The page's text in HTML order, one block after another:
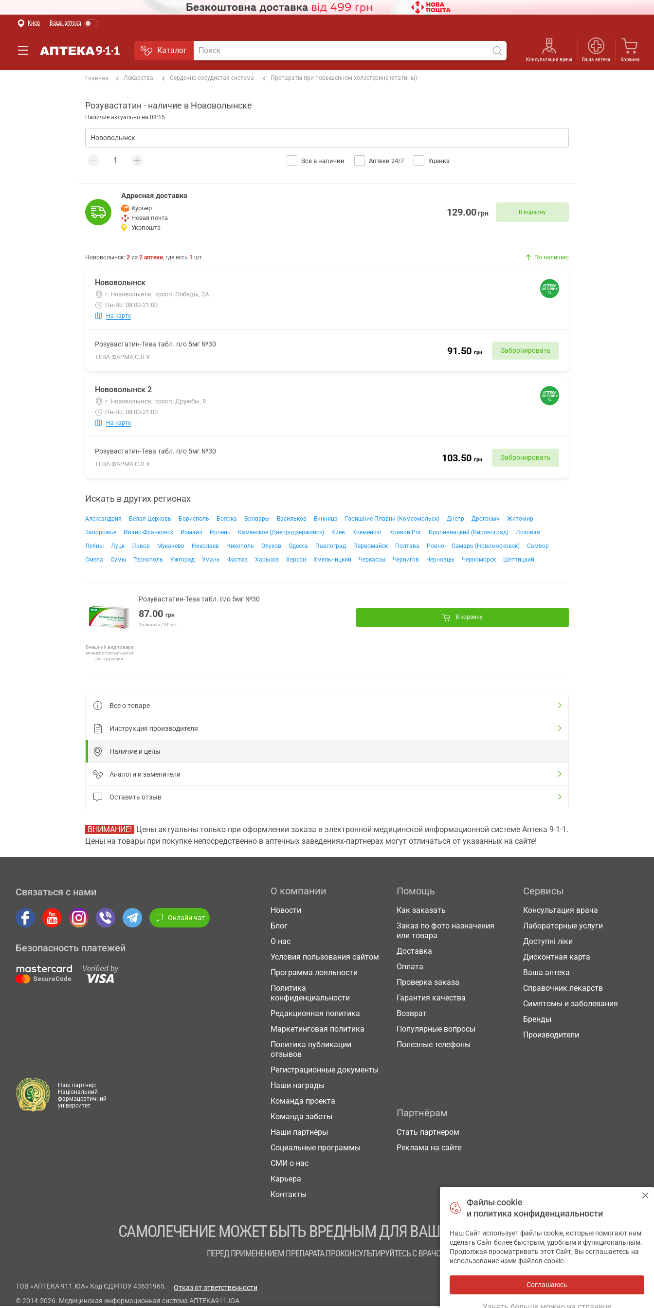
Киев Ваша аптека
Каталог
Консультация врача Ваша аптека Корзина
Главная Лекарства Сердечно-сосудистая система Препараты при повышенном холестерине (статины)
Розувастатин - наличие в Нововолынске
Наличие актуально на 08:15
Все в наличии Аптеки 24/7 Уценка
Адресная доставка
Курьер
Новая почта
Укрпошта
129.00грн В корзину
Нововолынск: 2 из 2 аптеки, где есть 1 шт. По наличию
Нововолынск
г. Нововолынск, просп. Победы, 2А
Пн-Вс: 08:00-21:00
На карте
Розувастатин-Тева табл. п/о 5мг №30
ТЕВА ФАРМА С.Л.У.
91.50 грн Забронировать
Нововолынск 2
г. Нововолынск, просп. Дружбы, 8
Пн-Вс: 08:00-21:00
На карте
Розувастатин-Тева табл. п/о 5мг №30
ТЕВА ФАРМА С.Л.У.
103.50 грн Забронировать
Искать в других регионах
Александрия Белая Церковь Борисполь Боярка Бровары Васильков Винница Горишние Плавни (Комсомольск) Днепр Дрогобыч
Житомир
Запорожье
Ивано-Франковск Измаил Ирпень Каменское (Днепродзержинск) Киев Кременчуг Кривой Рог Кропивницкий (Кировоград)
Лозовая
Лубны
Луцк Львов Мукачево Николаев Никополь Обухов Одесса Павлоград Первомайск Полтава Ровно Самарь (Новомосковск)
Самбор
Смела
Сумы Тернополь Ужгород Умань Фастов Харьков Херсон Хмельницкий Черкассы Чернигов Черновцы Черноморск Шептицкий
Внешний вид товара
может отличаться от
фотографии
Розувастатин-Тева табл. п/о 5мг №30
87.00 грн
Упаковка / 30 шт.
В корзину
Все о товаре
Инструкция производителя
Наличие и цены
Аналоги и заменители
Оставить отзыв
ВНИМАНИЕ! Цены актуальны только при оформлении заказа в электронной медицинской информационной системе Аптека 9-1-1.
Цены на товары при покупке непосредственно в аптечных заведениях-партнерах могут отличаться от указанных на сайте!
Связаться с нами
Онлайн чат
Безопасность платежей
О компании
Новости
Блог
О нас
Условия пользования сайтом
Программа лояльности
Политика
конфиденциальности
Редакционная политика
Маркетинговая политика
Политика публикации
отзывов
Регистрационные документы
Наши награды
Команда проекта
Команда заботы
Наши партнёры
Социальные программы
СМИ о нас
Карьера
Контакты
Помощь
Как заказать
Заказ по фото назначения
или товара
Доставка
Оплата
Проверка заказа
Гарантия качества
Возврат
Популярные вопросы
Полезные телефоны
Сервисы
Консультация врача
Лабораторные услуги
Доступні ліки
Дисконтная карта
Ваша аптека
Справочник лекарств
Симптомы и заболевания
Бренды
Производители
Партнёрам
Стать партнером
Реклама на сайте
Наш партнер:
Національний
фармацевтичний
університет
САМОЛЕЧЕНИЕ МОЖЕТ БЫТЬ ВРЕДНЫМ ДЛЯ ВАШЕГО ЗДОРОВЬЯ
ПЕРЕД ПРИМЕНЕНИЕМ ПРЕПАРАТА ПРОКОНСУЛЬТИРУЙТЕСЬ С ВРАЧОМ
ТОВ «АПТЕКА 911.ЮА» Код ЄДРПОУ 43631965.
Отказ от ответственности
© 2014-2026. Медицинская информационная система АПТЕКА911.ЮА
Файлы cookie
и политика конфиденциальности
Наш Сайт использует файлы cookie, которые помогают нам
сделать Сайт более быстрым, удобным и функциональным.
Продолжая просматривать этот Сайт, Вы соглашаетесь на
использование нами файлов cookie.
Соглашаюсь
✕